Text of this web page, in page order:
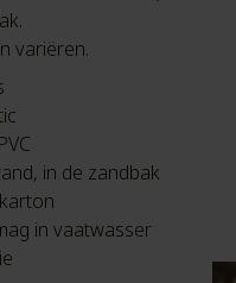
variëren.
in de zandbak
in vaatwasser